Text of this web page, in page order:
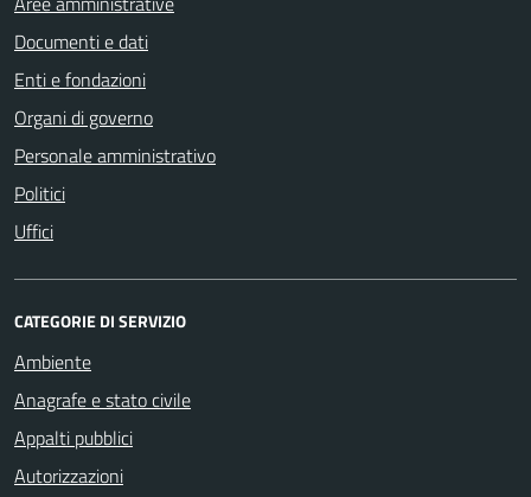
Documenti e dati
Enti e fondazioni
Organi di governo
Personale amministrativo
Politici
Uffici
CATEGORIE DI SERVIZIO
Ambiente
Anagrafe e stato civile
Appalti pubblici
Autorizzazioni